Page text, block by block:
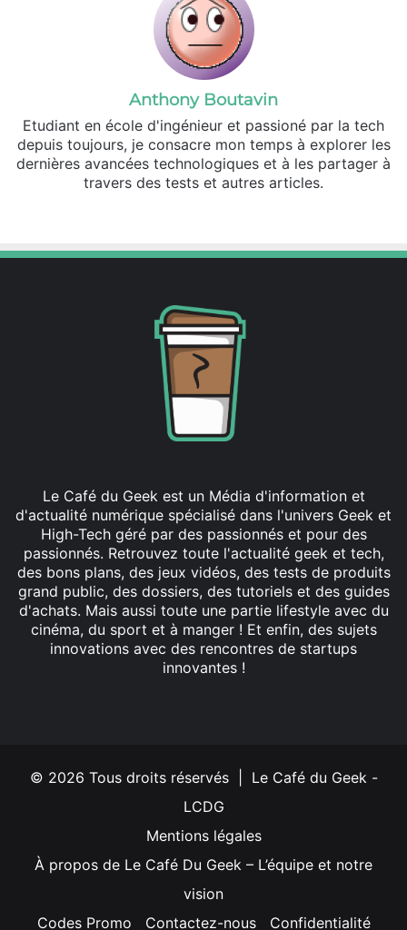
Anthony Boutavin
Etudiant en école d'ingénieur et passioné par la tech
depuis toujours, je consacre mon temps à explorer les
dernières avancées technologiques et à les partager à
travers des tests et autres articles.
Le Café du Geek est un Média d'information et
d'actualité numérique spécialisé dans l'univers Geek et
High-Tech géré par des passionnés et pour des
passionnés. Retrouvez toute l'actualité geek et tech,
des bons plans, des jeux vidéos, des tests de produits
grand public, des dossiers, des tutoriels et des guides
d'achats. Mais aussi toute une partie lifestyle avec du
cinéma, du sport et à manger ! Et enfin, des sujets
innovations avec des rencontres de startups
innovantes !
© 2026 Tous droits réservés | Le Café du Geek -
LCDG
Mentions légales
À propos de Le Café Du Geek – L’équipe et notre
vision
Codes Promo
Contactez-nous Confidentialité